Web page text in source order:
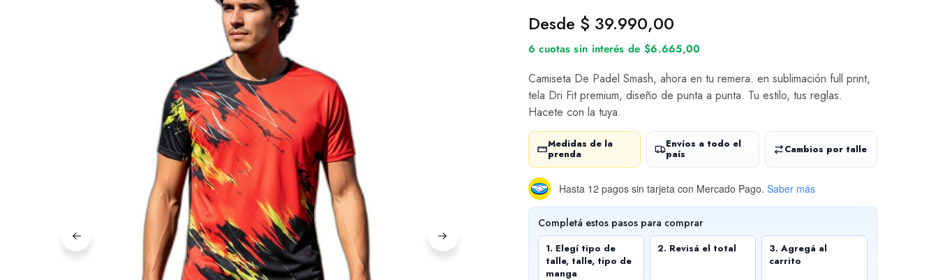
Desde $ 39.990,00
6 cuotas sin interés de $6.665,00
Camiseta De Padel Smash, ahora en tu remera. en sublimación full print,
tela Dri Fit premium, diseño de punta a punta. Tu estilo, tus reglas.
Hacete con la tuya.
Medidas de la
prenda
Envíos a todo el
país
Cambios por talle
Hasta 12 pagos sin tarjeta con Mercado Pago. Saber más
Completá estos pasos para comprar
1. Elegí tipo de
talle, talle, tipo de
manga
2. Revisá el total
3. Agregá al
carrito